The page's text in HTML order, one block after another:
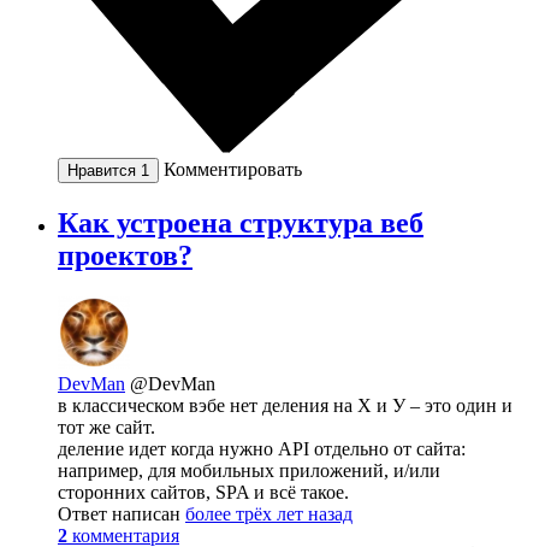
Нравится 1 Комментировать
Как устроена структура веб
проектов?
DevMan @DevMan
в классическом вэбе нет деления на Х и У – это один и
тот же сайт.
деление идет когда нужно API отдельно от сайта:
например, для мобильных приложений, и/или
сторонних сайтов, SPA и всё такое.
Ответ написан более трёх лет назад
2 комментария